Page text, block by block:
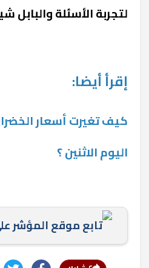
لتجربة الأسئلة والبابل
إقرأ أيضا:
كيف تغيرت أسعار
اليوم الاثنين ؟
تابع موقع المؤشر